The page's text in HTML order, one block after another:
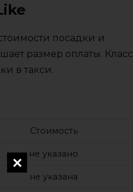
посадки и
размер оплаты. Класс
в такси.
Стоимость
не указано
не указана